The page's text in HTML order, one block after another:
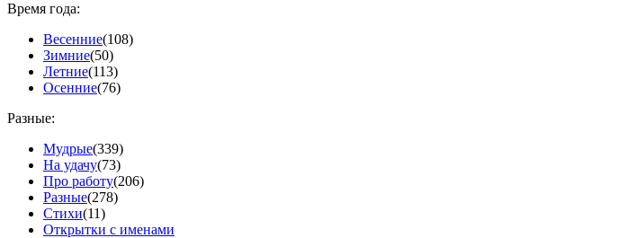
Время года:
Весенние(108)
Зимние(50)
Летние(113)
Осенние(76)
Разные:
Мудрые(339)
На удачу(73)
Про работу(206)
Разные(278)
Стихи(11)
Открытки с именами